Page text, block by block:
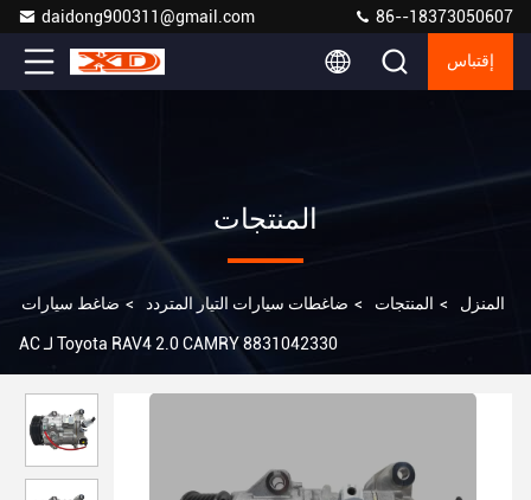
daidong900311@gmail.com 86--18373050607
إقتباس
المنتجات
المنزل > المنتجات > ضاغطات سيارات التيار المتردد > ضاغط سيارات
AC لـ Toyota RAV4 2.0 CAMRY 8831042330